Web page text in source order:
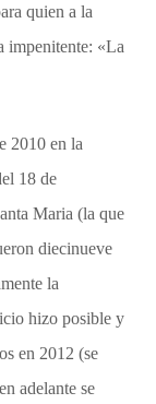
quien a la
impenitente: «La
2010 en la
18 de
Maria (la que
diecinueve
la
hizo posible y
en 2012 (se
adelante se